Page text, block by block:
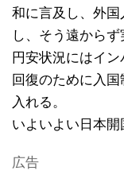
和に言及し、外
し、そう遠からず
円安状況にはイ
回復のために入
入れる。
いよいよい日本開
広告